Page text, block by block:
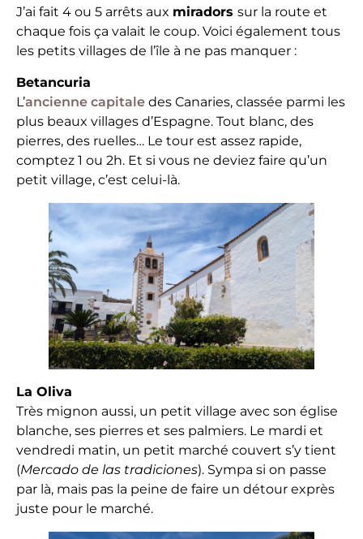
J’ai fait 4 ou 5 arrêts aux miradors sur la route et
chaque fois ça valait le coup. Voici également tous
les petits villages de l’île à ne pas manquer :
Betancuria
L’ancienne capitale des Canaries, classée parmi les
plus beaux villages d’Espagne. Tout blanc, des
pierres, des ruelles… Le tour est assez rapide,
comptez 1 ou 2h. Et si vous ne deviez faire qu’un
petit village, c’est celui-là.
La Oliva
Très mignon aussi, un petit village avec son église
blanche, ses pierres et ses palmiers. Le mardi et
vendredi matin, un petit marché couvert s’y tient
(Mercado de las tradiciones). Sympa si on passe
par là, mais pas la peine de faire un détour exprès
juste pour le marché.